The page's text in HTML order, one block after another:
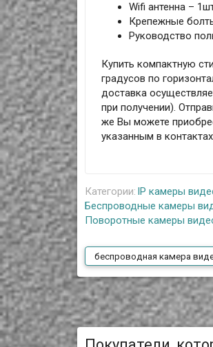
Wifi антенна –
Крепежные
Руководство
Купить компактную
градусов по
доставка
при получении).
же Вы можете
указанным в
Категории: IP камеры
Беспроводные камеры
Поворотные камеры
беспроводная камера